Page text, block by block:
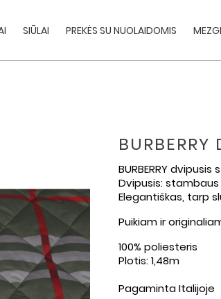
SIŪLAI PREKĖS SU NUOLAIDOMIS
BURBERRY
Dvipusis:
Elegantiškas, tarp
Puikiam ir
100% poliesteris
Plotis: 1,48m
Pagaminta Italijoje